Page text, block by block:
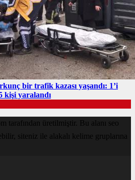
bir trafik kazası yaşandı: 1’i
kişi yaralandı
tarafından üretilmiştir. Bu alanı seo
siteniz ile alakalı kelime gruplarına